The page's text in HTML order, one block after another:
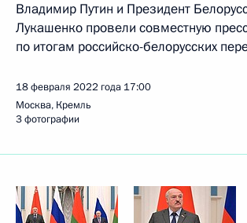
Владимир Путин и Президент
Лукашенко провели совместную
по итогам российско-белорусских
18 февраля 2022 года 17:00
Москва, Кремль
3 фотографии